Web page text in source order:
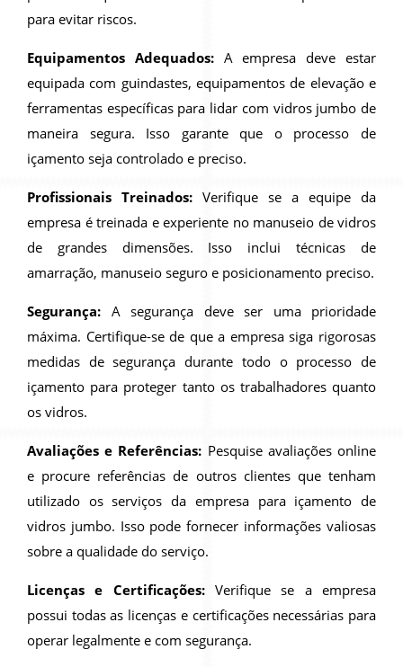
para evitar riscos.
Equipamentos Adequados:A empresa deve estar
equipada com guindastes, equipamentos de elevação e
ferramentas específicas para lidar com vidros jumbo de
maneira segura. Isso garante que o processo de
içamento seja controlado e preciso.
Profissionais Treinados: Verifique se a equipe da
empresa é treinada e experiente no manuseio de vidros
de grandes dimensões. Isso inclui técnicas de
amarração, manuseio seguro e posicionamento preciso.
Segurança: A segurança deve ser uma prioridade
máxima. Certifique-se de que a empresa siga rigorosas
medidas de segurança durante todo o processo de
içamento para proteger tanto os trabalhadores quanto
os vidros.
Avaliações e Referências: Pesquise avaliações online
e procure referências de outros clientes que tenham
utilizado os serviços da empresa para içamento de
vidros jumbo. Isso pode fornecer informações valiosas
sobre a qualidade do serviço.
Licenças e Certificações:Verifique se a empresa
possui todas as licenças e certificações necessárias para
operar legalmente e com segurança.